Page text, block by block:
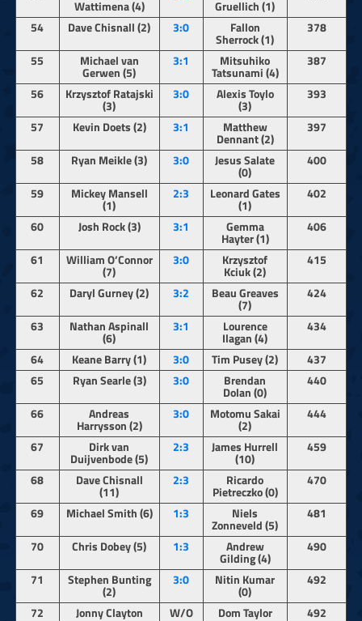
Wattimena (4) Gruellich (1)
54
Dave Chisnall (2) 3:0 Fallon
Sherrock (1)
378
55
Michael van
Gerwen (5)
3:1 Mitsuhiko
Tatsunami (4)
387
56
Krzysztof Ratajski
(3)
3:0 Alexis Toylo
(3)
393
57
Kevin Doets (2) 3:1 Matthew
Dennant (2)
397
58
Ryan Meikle (3) 3:0 Jesus Salate
(0)
400
59
Mickey Mansell
(1)
2:3 Leonard Gates
(1)
402
60
Josh Rock (3) 3:1 Gemma
Hayter (1)
406
61
William O’Connor
(7)
3:0 Krzysztof
Kciuk (2)
415
62
Daryl Gurney (2) 3:2 Beau Greaves
(7)
424
63
Nathan Aspinall
(6)
3:1 Lourence
Ilagan (4)
434
64
Keane Barry (1) 3:0 Tim Pusey (2)
437
65
Ryan Searle (3) 3:0 Brendan
Dolan (0)
440
66
Andreas
Harrysson (2)
3:0 Motomu Sakai
(2)
444
67
Dirk van
Duijvenbode (5)
2:3 James Hurrell
(10)
459
68
Dave Chisnall
(11)
2:3 Ricardo
Pietreczko (0)
470
69
Michael Smith (6) 1:3 Niels
Zonneveld (5)
481
70
Chris Dobey (5) 1:3 Andrew
Gilding (4)
490
71
Stephen Bunting
(2)
3:0 Nitin Kumar
(0)
492
72
Jonny Clayton W/O Dom Taylor
492